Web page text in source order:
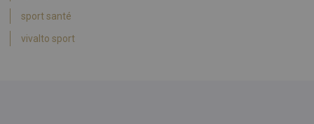
sport santé
vivalto sport